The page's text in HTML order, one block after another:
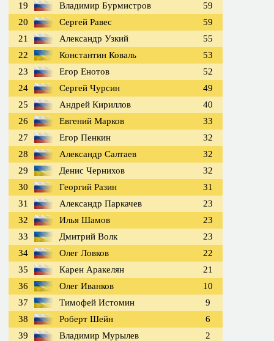
19
Владимир Бурмистров
59
20
Сергей Равес
59
21
Александр Узкий
55
22
Константин Коваль
53
23
Егор Енотов
52
24
Сергей Чурсин
49
25
Андрей Кириллов
40
26
Евгений Марков
33
27
Егор Пенкин
32
28
Александр Салтаев
32
29
Денис Чернихов
32
30
Георгий Разин
31
31
Александр Паркачев
23
32
Илья Шамов
23
33
Дмитрий Волк
23
34
Олег Ловков
22
35
Карен Аракелян
21
36
Олег Иванков
10
37
Тимофей Истомин
9
38
Роберт Шейн
6
39
Владимир Мурылев 2